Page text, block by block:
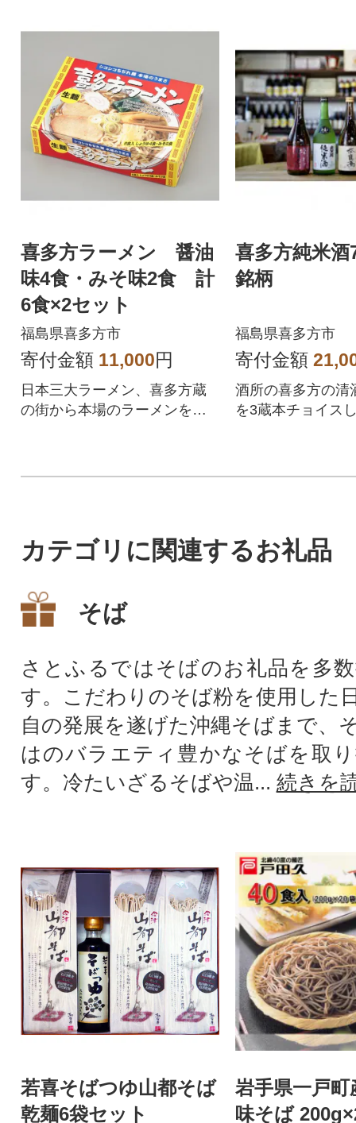
喜多方ラーメン 醤油
味4食・みそ味2食 計
6食×2セット
福島県喜多方市
寄付金額 11,000円
日本三大ラーメン、喜多方蔵
の街から本場のラーメンをお
喜多方純米酒
銘柄
福島県喜多方市
寄付金額
酒所の喜多方の清
を3蔵本チョイス
カテゴリに関連するお礼品
そば
さとふるではそばのお礼品を多
す。こだわりのそば粉を使用した
自の発展を遂げた沖縄そばまで、
はのバラエティ豊かなそばを取
す。冷たいざるそばや温... 続きを
若喜そばつゆ山都そば
乾麺6袋セット
岩手県一戸
味そば